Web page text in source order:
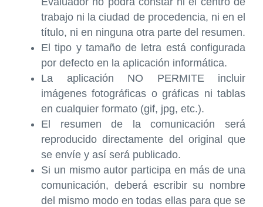
trabajo ni la ciudad de procedencia, ni en el
título, ni en ninguna otra parte del resumen.
El tipo y tamaño de letra está configurada
por defecto en la aplicación informática.
La aplicación NO PERMITE incluir
imágenes fotográficas o gráficas ni tablas
en cualquier formato (gif, jpg, etc.).
El resumen de la comunicación será
reproducido directamente del original que
se envíe y así será publicado.
Si un mismo autor participa en más de una
comunicación, deberá escribir su nombre
del mismo modo en todas ellas para que se